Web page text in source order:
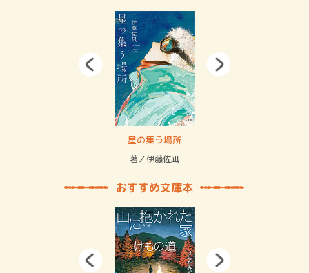
星の集う場所
著／伊藤佐凪
おすすめ文庫本